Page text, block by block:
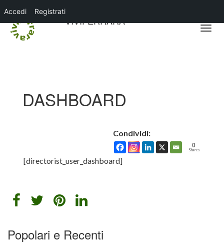
VIVIFERRARA
DASHBOARD
Condividi:
0
Shares
[directorist_user_dashboard]
Popolari e Recenti
Accedi Registrati